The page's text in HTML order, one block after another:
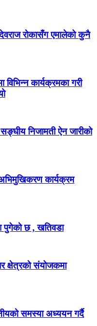
रोकासँग एमालेको कुनै
कार्यक्रमका गरी
निजामती ऐन जारीको
अभिमुखिकरण कार्यक्रम
पुगेको छ , खतिवडा
क्षेत्रको संयोजकमा
समस्या अध्ययन गर्दै